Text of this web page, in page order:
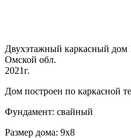
Двухэтажный каркасный дом
Омской обл.
2021г.
Дом построен по каркасной
Фундамент: свайный
Размер дома: 9х8